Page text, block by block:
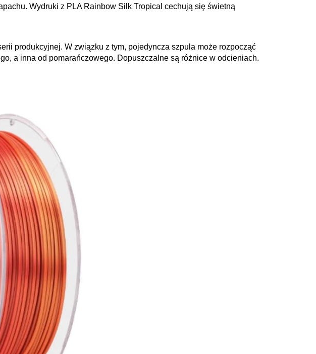
Wydruki z PLA Rainbow Silk Tropical cechują się świetną
produkcyjnej. W związku z tym, pojedyncza szpula może rozpocząć
a inna od pomarańczowego. Dopuszczalne są różnice w odcieniach.